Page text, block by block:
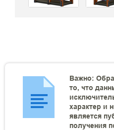
Важно:
то, что
характер и
является
получения